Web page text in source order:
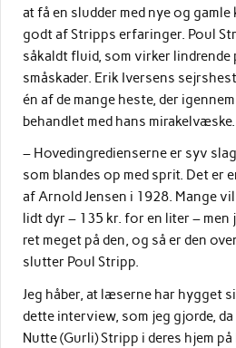
at få en sludder med nye og
godt af Stripps erfaringer. Poul
såkaldt fluid, som virker
småskader. Erik Iversens
én af de mange heste, der
behandlet med hans mirakelvæske.
– Hovedingredienserne er syv
som blandes op med sprit. Det er
af Arnold Jensen i 1928. Mange vil
lidt dyr – 135 kr. for en liter –
ret meget på den, og så er den
slutter Poul Stripp.
Jeg håber, at læserne har hygget
dette interview, som jeg gjorde,
Nutte (Gurli) Stripp i deres hjem